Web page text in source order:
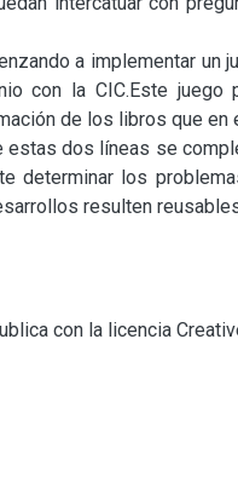
a implementar un
con la CIC.Este
de los libros que en
dos líneas se
determinar los
resulten
con la licencia